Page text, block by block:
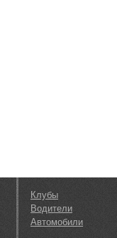
Клубы
Водители
Автомобили